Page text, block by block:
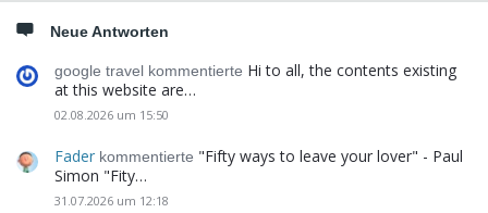
Neue Antworten
google travel kommentierte Hi to all, the contents existing
at this website are…
02.08.2026 um 15:50
Fader kommentierte "Fifty ways to leave your lover" - Paul
Simon "Fity…
31.07.2026 um 12:18